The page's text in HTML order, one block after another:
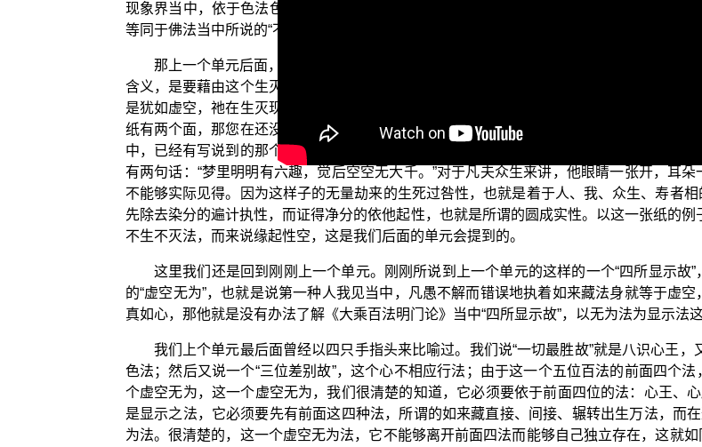
现象界当中，依于色法色相，这个有色法、有色相而建立的，之后才来一个所谓的“牛有角
等同于佛法当中所说的“不生不灭法能够出生万法”，这样子的见解都是属于外道见。
那上一个单元后面，我们引用《大乘百法明门论》五位百法最后一法：“四所显示故”的
含义，是要藉由这个生灭现象界当中，我们所能够看到的这一个虚空，而来引喻这一个真
是犹如虚空，祂在生灭现象界当中，五蕴、十二处、十八界，一一法、一一蕴、一一处当
纸有两个面，那您在还没有断我见，乃至还没有明心之前，您所能够看到的都只是一张纸
中，已经有写说到的那个证悟开悟的永嘉玄觉大师，他在开悟之后蒙六祖印证，他回到他
有两句话：“梦里明明有六趣，觉后空空无大千。”对于凡夫众生来讲，他眼睛一张开，耳
不能够实际见得。因为这样子的无量劫来的生死过咎性，也就是着于人、我、众生、寿者
先除去染分的遍计执性，而证得净分的依他起性，也就是所谓的圆成实性。以这一张纸的例
不生不灭法，而来说缘起性空，这是我们后面的单元会提到的。
这里我们还是回到刚刚上一个单元。刚刚所说到上一个单元的这样的一个“四所显示故
的“虚空无为”，也就是说第一种人我见当中，凡愚不解而错误地执着如来藏法身就等于虚
真如心，那他就是没有办法了解《大乘百法明门论》当中“四所显示故”，以无为法为显示法
我们上个单元最后面曾经以四只手指头来比喻过。我们说“一切最胜故”就是八识心王，
色法；然后又说一个“三位差别故”，这个心不相应行法；由于这一个五位百法的前面四
个虚空无为，这一个虚空无为，我们很清楚的知道，它必须要依于前面四位的法：心王、
是显示之法，它必须要先有前面这四种法，所谓的如来藏直接、间接、辗转出生万法，而
为法。很清楚的，这一个虚空无为法，它不能够离开前面四法而能够自己独立存在，这就